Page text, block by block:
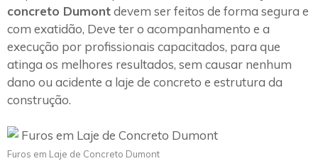
concreto Dumontdevem ser feitos de forma segura e
com exatidão, Deve ter o acompanhamento e a
execução por profissionais capacitados, para que
atinga os melhores resultados, sem causar nenhum
dano ou acidente a laje de concreto e estrutura da
construção.
Furos em Laje de Concreto Dumont